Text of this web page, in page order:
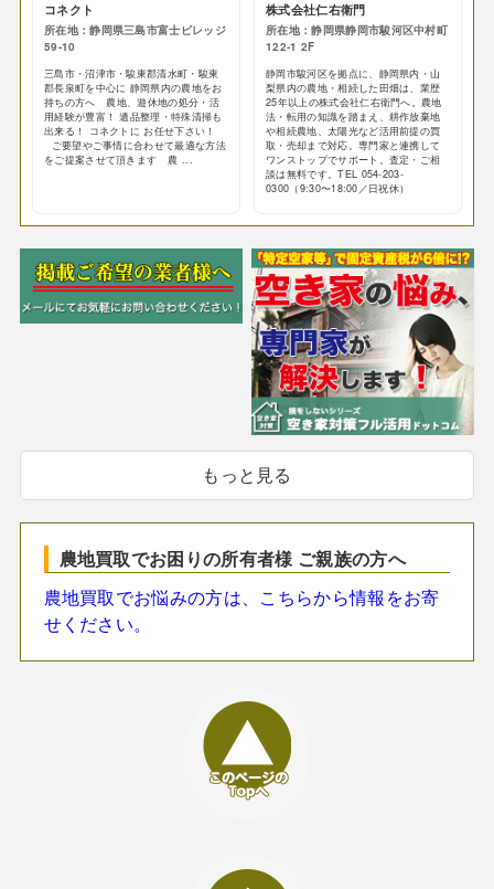
コネクト
所在地：静岡県三島市富士ビレッジ
59-10
三島市・沼津市・駿東郡清水町・駿東
郡長泉町を中心に 静岡県内の農地をお
持ちの方へ 農地、遊休地の処分・活
用経験が豊富！ 遺品整理・特殊清掃も
出来る！ コネクトに お任せ下さい！
ご要望やご事情に合わせて最適な方法
をご提案させて頂きます 農 ...
株式会社仁右衛門
所在地：静岡県静岡市駿河区中村町
122-1 2F
静岡市駿河区を拠点に、静岡県内・山
梨県内の農地・相続した田畑は、業歴
25年以上の株式会社仁右衛門へ。農地
法・転用の知識を踏まえ、耕作放棄地
や相続農地、太陽光など活用前提の買
取・売却まで対応。専門家と連携して
ワンストップでサポート。査定・ご相
談は無料です。TEL 054-203-
0300（9:30〜18:00／日祝休）
もっと見る
農地買取でお困りの所有者様 ご親族の方へ
農地買取でお悩みの方は、こちらから情報をお寄
せください。